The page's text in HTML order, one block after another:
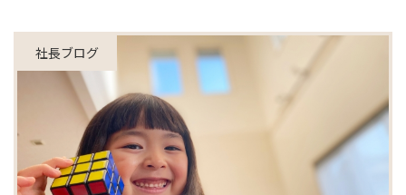
社長ブログ